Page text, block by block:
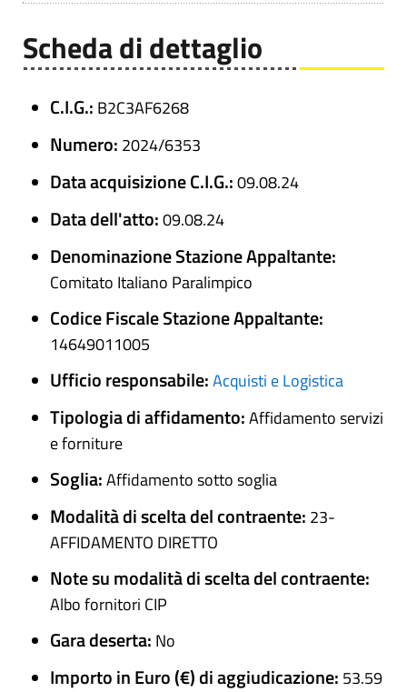
Scheda di dettaglio
C.I.G.: B2C3AF6268
Numero: 2024/6353
Data acquisizione C.I.G.:09.08.24
Data dell'atto:09.08.24
Denominazione Stazione Appaltante:
Comitato Italiano Paralimpico
Codice Fiscale Stazione Appaltante:
14649011005
Ufficio responsabile:Acquisti e Logistica
Tipologia di affidamento:Affidamento servizi
e forniture
Soglia:Affidamento sotto soglia
Modalità di scelta del contraente: 23-
AFFIDAMENTO DIRETTO
Note su modalità di scelta del contraente:
Albo fornitori CIP
Gara deserta: No
Importo in Euro (€) di aggiudicazione: 53.59